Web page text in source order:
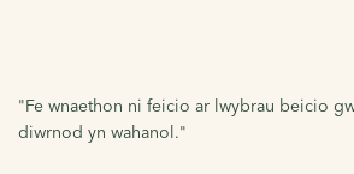
"Fe wnaethon ni feicio ar lwybrau beicio
diwrnod yn wahanol."